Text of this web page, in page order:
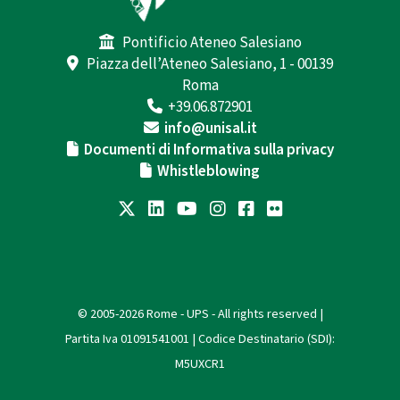
Pontificio Ateneo Salesiano
Piazza dell’Ateneo Salesiano, 1 - 00139
Roma
+39.06.872901
info@unisal.it
Documenti di Informativa sulla privacy
Whistleblowing
© 2005-2026 Rome - UPS - All rights reserved |
Partita Iva 01091541001 | Codice Destinatario (SDI):
M5UXCR1